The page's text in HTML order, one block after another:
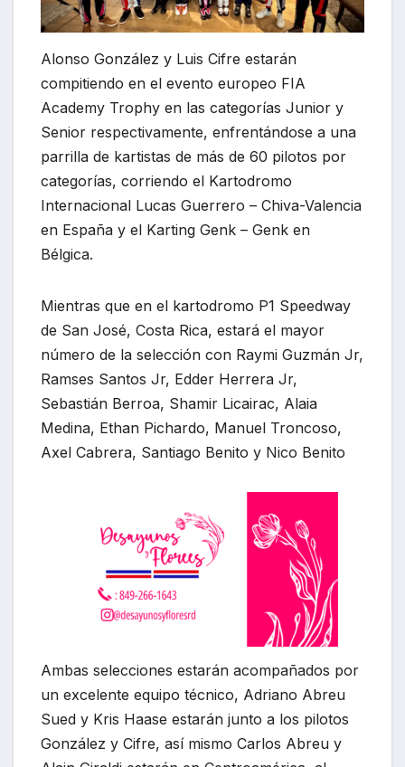
Alonso González y Luis Cifre estarán
compitiendo en el evento europeo FIA
Academy Trophy en las categorías Junior y
Senior respectivamente, enfrentándose a una
parrilla de kartistas de más de 60 pilotos por
categorías, corriendo el Kartodromo
Internacional Lucas Guerrero – Chiva-Valencia
en España y el Karting Genk – Genk en
Bélgica.
Mientras que en el kartodromo P1 Speedway
de San José, Costa Rica, estará el mayor
número de la selección con Raymi Guzmán Jr,
Ramses Santos Jr, Edder Herrera Jr,
Sebastián Berroa, Shamir Licairac, Alaia
Medina, Ethan Pichardo, Manuel Troncoso,
Axel Cabrera, Santiago Benito y Nico Benito
Ambas selecciones estarán acompañados por
un excelente equipo técnico, Adriano Abreu
Sued y Kris Haase estarán junto a los pilotos
González y Cifre, así mismo Carlos Abreu y